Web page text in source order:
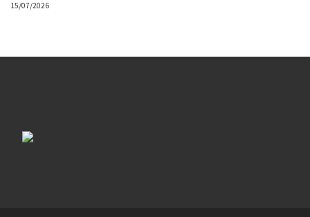
15/07/2026